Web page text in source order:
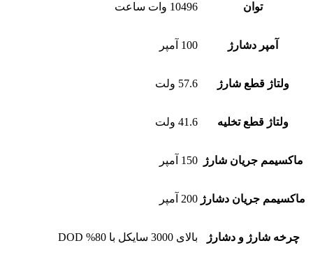
توان 10496 وات ساعت
آمپر دشارژ 100 آمپر
ولتاژ قطع شارژ 57.6 ولت
ولتاژ قطع تخلیه 41.6 ولت
ماکسیمم جریان شارژ 150 آمپر
ماکسیمم جریان دشارژ 200 آمپر
چرخه شارژ و دشارژ بالای 3000 سایکل با 80% DOD